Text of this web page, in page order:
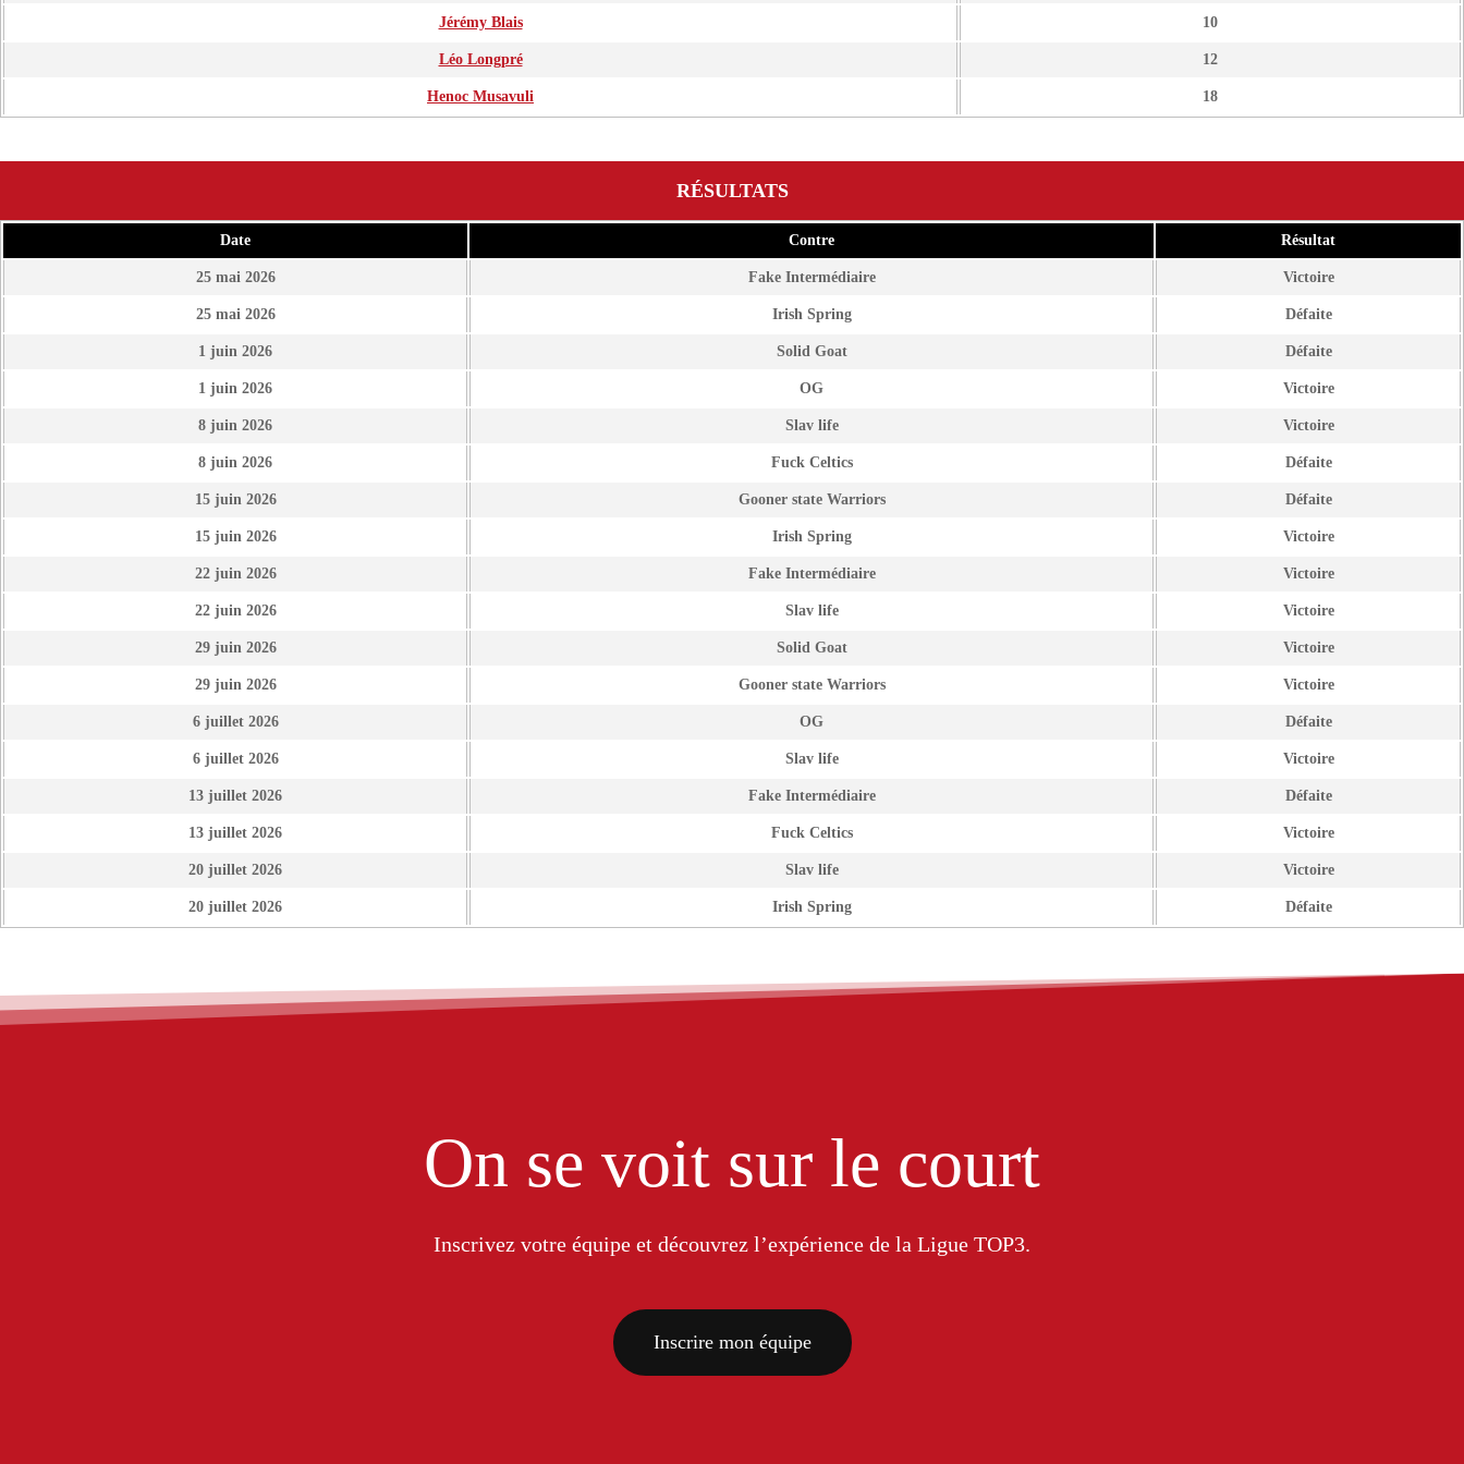
Jérémy Blais 10
Léo Longpré 12
Henoc Musavuli 18
RÉSULTATS
Date Contre Résultat
25 mai 2026 Fake Intermédiaire Victoire
25 mai 2026 Irish Spring Défaite
1 juin 2026 Solid Goat Défaite
1 juin 2026 OG Victoire
8 juin 2026 Slav life Victoire
8 juin 2026 Fuck Celtics Défaite
15 juin 2026 Gooner state Warriors Défaite
15 juin 2026 Irish Spring Victoire
22 juin 2026 Fake Intermédiaire Victoire
22 juin 2026 Slav life Victoire
29 juin 2026 Solid Goat Victoire
29 juin 2026 Gooner state Warriors Victoire
6 juillet 2026 OG Défaite
6 juillet 2026 Slav life Victoire
13 juillet 2026 Fake Intermédiaire Défaite
13 juillet 2026 Fuck Celtics Victoire
20 juillet 2026 Slav life Victoire
20 juillet 2026 Irish Spring Défaite
On se voit sur le court
Inscrivez votre équipe et découvrez l’expérience de la Ligue TOP3.
Inscrire mon équipe